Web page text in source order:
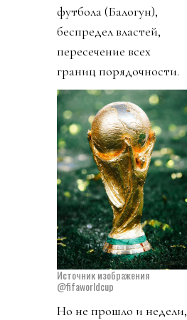
футбола (Балогун),
беспредел властей,
пересечение всех
границ порядочности.
Источник изображения
@fifaworldcup
Но не прошло и недели,